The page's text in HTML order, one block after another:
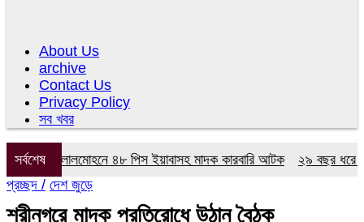
About Us
archive
Contact Us
Privacy Policy
সব খবর
সর্বশেষলালমোহনে ৪৮ পিস ইয়াবাসহ মাদক কারবারি আটক
২৯ বছর ধরে নেই
প্রচ্ছদ / দেশ জুড়ে
শ্রীনগরে মাদক প্রতিরোধে উঠান বৈঠক